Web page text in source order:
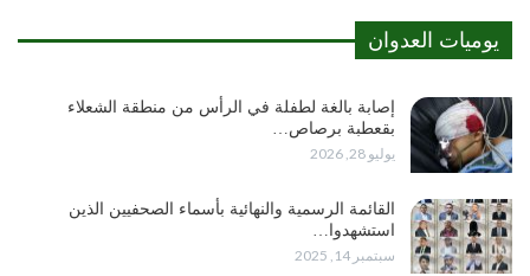
يوميات العدوان
إصابة بالغة لطفلة في الرأس من منطقة الشعلاء
بقعطبة برصاص…
يوليو 28, 2026
القائمة الرسمية والنهائية بأسماء الصحفيين الذين
استشهدوا…
سبتمبر 14, 2025